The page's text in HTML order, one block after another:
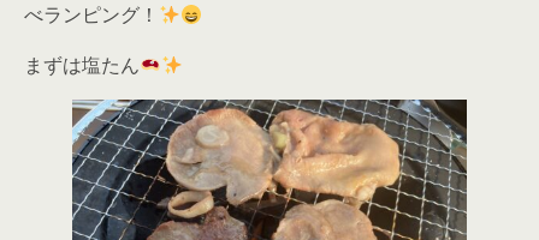
べランピング！
まずは塩たん